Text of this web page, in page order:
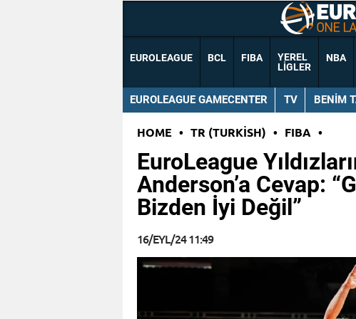
EUROLEAGUE BCL FIBA
YEREL
LIGLER
NBA
EUROLEAGUE GAMECENTER TV BENIM
HOME • TR (TURKISH) • FIBA •
EuroLeague
Anderson’a Cevap:
Bizden İyi Değil”
16/EYL/24 11:49